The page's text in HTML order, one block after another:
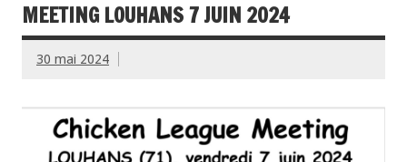
MEETING LOUHANS 7 JUIN 2024
30 mai 2024